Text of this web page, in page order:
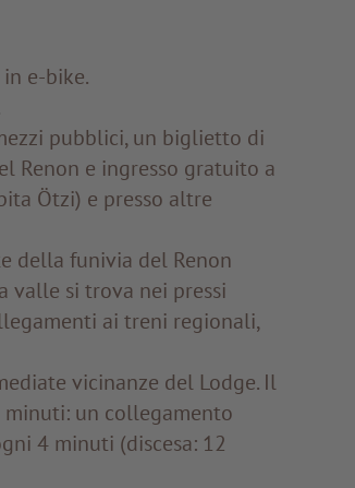
e-bike.
pubblici, un biglietto di
Renon e ingresso gratuito a
Ötzi) e presso altre
della funivia del Renon
valle si trova nei pressi
ai treni regionali,
vicinanze del Lodge. Il
un collegamento
4 minuti (discesa: 12